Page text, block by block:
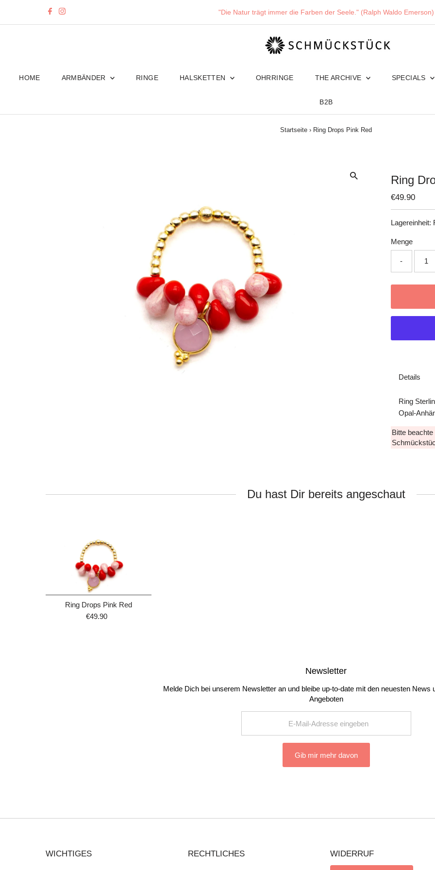
Direkt zum Inhalt "Die Natur trägt immer die Farben der Seele." (Ralph Waldo Emerson)
HOME ARMBÄNDER RINGE HALSKETTEN OHRRINGE THE ARCHIVE SPECIALS
B2B
Startseite › Ring Drops Pink Red
Ring
Regulärer
Preis
€49.90
Lagereinheit:
Menge
-
Details
Ring
Opal-
Bitte
Du hast Dir bereits angeschaut
Ring Drops Pink Red
Regulärer
€49.90
Newsletter
Melde Dich bei unserem Newsletter an und bleibe up-to-date mit den neuesten News
Angeboten
Gib mir mehr davon
WICHTIGES RECHTLICHES WIDERRUF